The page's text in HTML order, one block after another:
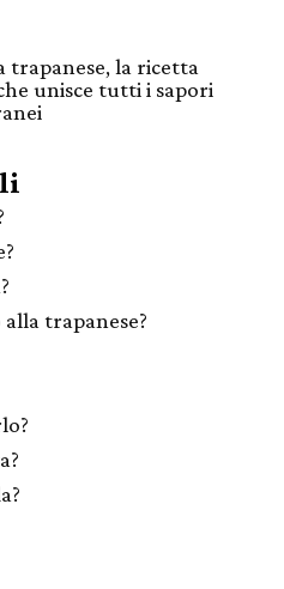
trapanese, la ricetta
unisce tutti i sapori
trapanese?